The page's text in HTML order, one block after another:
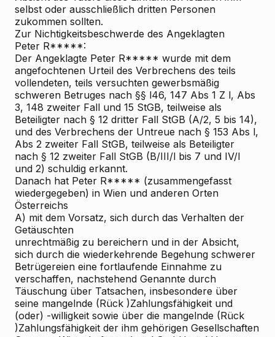
selbst oder ausschließlich dritten Personen
zukommen sollten.
Zur Nichtigkeitsbeschwerde des Angeklagten
Peter R*****:
Der Angeklagte Peter R***** wurde mit dem
angefochtenen Urteil des Verbrechens des teils
vollendeten, teils versuchten gewerbsmäßig
schweren Betruges nach §§ l46, 147 Abs 1 Z l, Abs
3, 148 zweiter Fall und 15 StGB, teilweise als
Beteiligter nach § 12 dritter Fall StGB (A/2, 5 bis 14),
und des Verbrechens der Untreue nach § 153 Abs l,
Abs 2 zweiter Fall StGB, teilweise als Beteiligter
nach § 12 zweiter Fall StGB (B/III/l bis 7 und IV/l
und 2) schuldig erkannt.
Danach hat Peter R***** (zusammengefasst
wiedergegeben) in Wien und anderen Orten
Österreichs
A) mit dem Vorsatz, sich durch das Verhalten der
Getäuschten
unrechtmäßig zu bereichern und in der Absicht,
sich durch die wiederkehrende Begehung schwerer
Betrügereien eine fortlaufende Einnahme zu
verschaffen, nachstehend Genannte durch
Täuschung über Tatsachen, insbesondere über
seine mangelnde (Rück )Zahlungsfähigkeit und
(oder) -willigkeit sowie über die mangelnde (Rück
)Zahlungsfähigkeit der ihm gehörigen Gesellschaften